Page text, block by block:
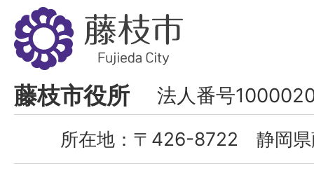
藤
枝
市
Fujieda
City
藤枝市役所 法人番号
所在地： 〒426-8722 静岡県